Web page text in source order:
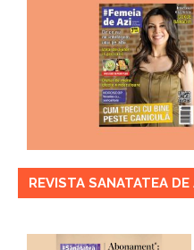
REVISTA SANATATEA DE